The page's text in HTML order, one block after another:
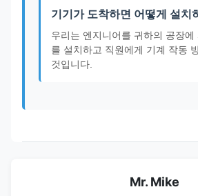
기기가 도착하면 어떻게 설치
우리는 엔지니어를 귀하의 공장에
를 설치하고 직원에게 기계 작동
것입니다.
Mr. Mike